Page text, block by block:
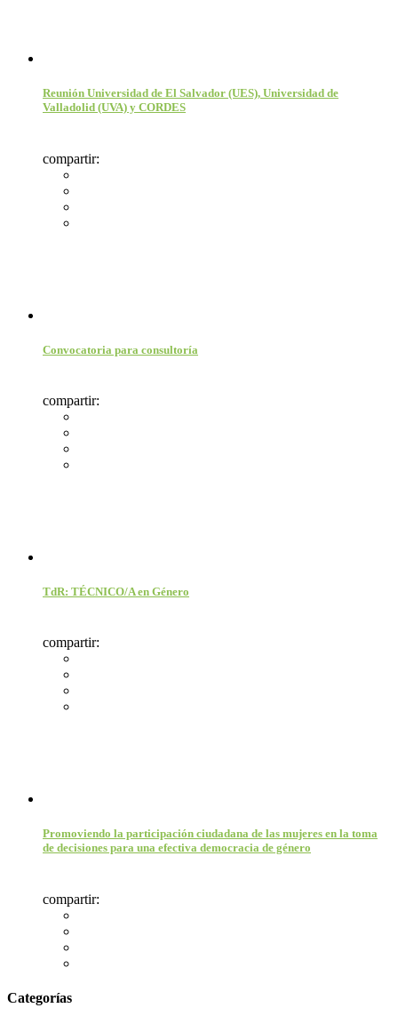
Reunión Universidad de El Salvador (UES), Universidad de
Valladolid (UVA) y CORDES
compartir:
Convocatoria para consultoría
compartir:
TdR: TÉCNICO/A en Género
compartir:
Promoviendo la participación ciudadana de las mujeres en la toma
de decisiones para una efectiva democracia de género
compartir:
Categorías